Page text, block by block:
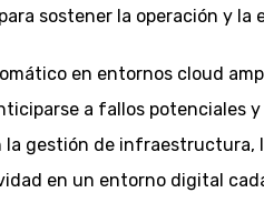
sostener la operación y la
en entornos cloud
a fallos potenciales
gestión de infraestructura,
en un entorno digital